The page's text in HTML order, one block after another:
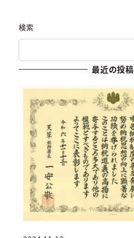
検索
最近の投稿